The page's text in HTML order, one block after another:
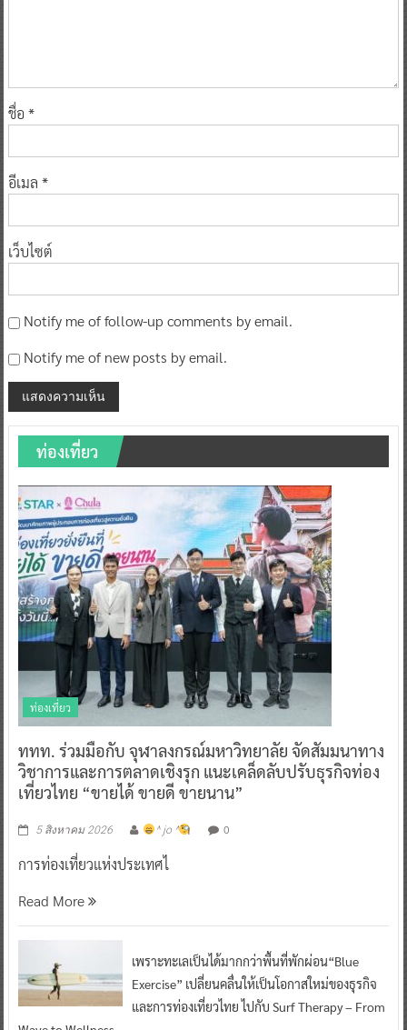
ชื่อ *
อีเมล *
เว็บไซต์
Notify me of follow-up comments by email.
Notify me of new posts by email.
ท่องเที่ยว
ท่องเที่ยว
ททท. ร่วมมือกับ จุฬาลงกรณ์มหาวิทยาลัย จัดสัมมนาทาง
วิชาการและการตลาดเชิงรุก แนะเคล็ดลับปรับธุรกิจท่อง
เที่ยวไทย “ขายได้ ขายดี ขายนาน”
5 สิงหาคม 2026 ^ jo ^ 0
การท่องเที่ยวแห่งประเทศไ
Read More
เพราะทะเลเป็นได้มากกว่าพื้นที่พักผ่อน“Blue
Exercise” เปลี่ยนคลื่นให้เป็นโอกาสใหม่ของธุรกิจ
และการท่องเที่ยวไทย ไปกับ Surf Therapy – From